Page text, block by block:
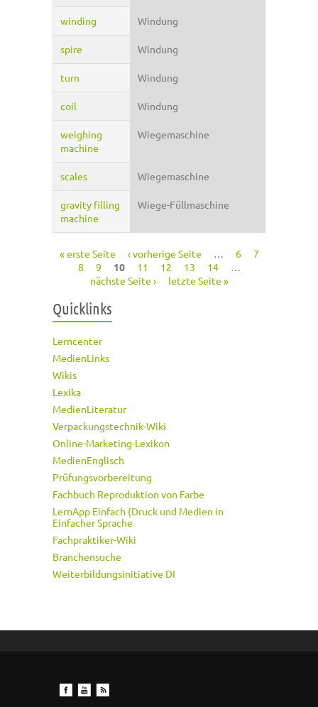
winding Windung
spire Windung
turn Windung
coil Windung
weighing
machine
Wiegemaschine
scales Wiegemaschine
gravity filling
machine
Wiege-Füllmaschine
Seiten
« erste Seite ‹ vorherige Seite … 6
7
8
9 10 11 12 13 14
…
nächste Seite ›
letzte Seite »
Quicklinks
Lerncenter
MedienLinks
Wikis
Lexika
MedienLiteratur
Verpackungstechnik-Wiki
Online-Marketing-Lexikon
MedienEnglisch
Prüfungsvorbereitung
Fachbuch Reproduktion von Farbe
LernApp Einfach (Druck und Medien in
Einfacher Sprache
Fachpraktiker-Wiki
Branchensuche
Weiterbildungsinitiative DI